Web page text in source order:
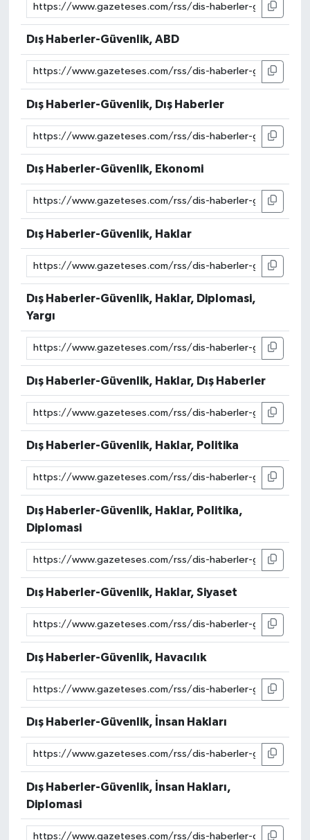
Dış Haberler-Güvenlik, ABD
Dış Haberler-Güvenlik, Dış Haberler
Dış Haberler-Güvenlik, Ekonomi
Dış Haberler-Güvenlik, Haklar
Dış Haberler-Güvenlik, Haklar, Diplomasi,
Yargı
Dış Haberler-Güvenlik, Haklar, Dış Haberler
Dış Haberler-Güvenlik, Haklar, Politika
Dış Haberler-Güvenlik, Haklar, Politika,
Diplomasi
Dış Haberler-Güvenlik, Haklar, Siyaset
Dış Haberler-Güvenlik, Havacılık
Dış Haberler-Güvenlik, İnsan Hakları
Dış Haberler-Güvenlik, İnsan Hakları,
Diplomasi